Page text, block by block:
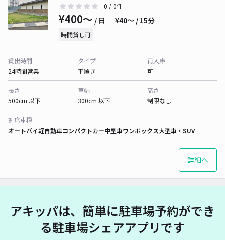
0 / 0件
¥400〜 / 日 ¥40〜 / 15分
時間貸し可
貸出時間
24時間営業
タイプ
平置き
再入庫
可
長さ
500cm 以下
車幅
300cm 以下
高さ
制限なし
対応車種
オートバイ軽自動車コンパクトカー中型車ワンボックス大型車・SUV
詳細へ
アキッパは、簡単に駐車場予約ができ
る駐車場シェアアプリです